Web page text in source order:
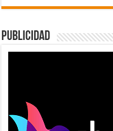
Publicidad